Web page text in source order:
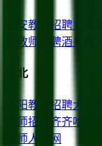
西安教师招聘兰州
教师招聘酒泉 教
东北
沈阳教师招聘大连
教师招聘
齐齐哈尔
教师人才网